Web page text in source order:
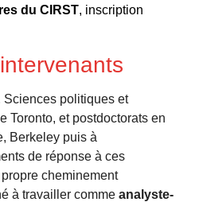
du CIRST, inscription
Sciences politiques et
Toronto, et postdoctorats en
Berkeley puis à
de réponse à ces
cheminement
à travailler commeanalyste-